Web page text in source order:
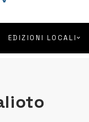
EDIZIONI LOCALI